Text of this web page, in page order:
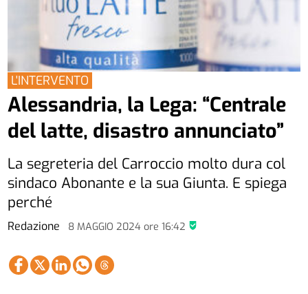
Redazione 8 MAGGIO 2024ore 16:42
L'INTERVENTO
Alessandria, la Lega: “Centrale
del latte, disastro annunciato”
La segreteria del Carroccio molto dura col
sindaco Abonante e la sua Giunta. E spiega
perché